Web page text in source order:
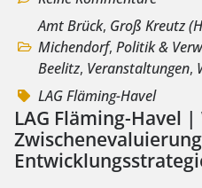
Amt Brück, Groß Kreutz
Michendorf, Politik &
Beelitz, Veranstaltungen,
LAG Fläming-Havel
LAG Fläming-Havel